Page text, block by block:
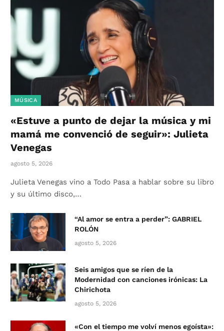
MÚSICA
«Estuve a punto de dejar la música y mi
mamá me convenció de seguir»: Julieta
Venegas
agosto 5, 2026
Julieta Venegas vino a Todo Pasa a hablar sobre su libro
y su último disco,…
“Al amor se entra a perder”: GABRIEL
ROLÓN
agosto 5, 2026
Seis amigos que se ríen de la
Modernidad con canciones irónicas: La
Chirichota
agosto 5, 2026
«Con el tiempo me volví menos egoísta»: